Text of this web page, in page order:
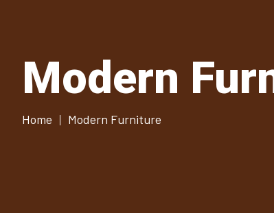
Modern
Home Modern Furniture